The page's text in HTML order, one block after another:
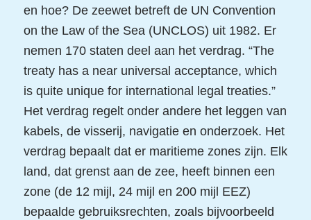
en hoe? De zeewet betreft de UN Convention
on the Law of the Sea (UNCLOS) uit 1982. Er
nemen 170 staten deel aan het verdrag. “The
treaty has a near universal acceptance, which
is quite unique for international legal treaties.”
Het verdrag regelt onder andere het leggen van
kabels, de visserij, navigatie en onderzoek. Het
verdrag bepaalt dat er maritieme zones zijn. Elk
land, dat grenst aan de zee, heeft binnen een
zone (de 12 mijl, 24 mijl en 200 mijl EEZ)
bepaalde gebruiksrechten, zoals bijvoorbeeld